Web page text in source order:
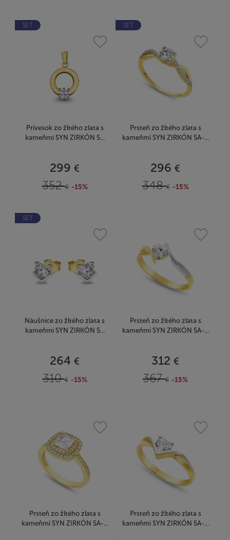
SET
Prívesok zo žltého zlata s
kameňmi SYN ZIRKÓN 5...
299 €
352€ -15%
SET
Prsteň zo žltého zlata s
kameňmi SYN ZIRKÓN 5A-...
296 €
348€ -15%
SET
Náušnice zo žltého zlata s
kameňmi SYN ZIRKÓN 5...
264 €
310€ -15%
Prsteň zo žltého zlata s
kameňmi SYN ZIRKÓN 5A-...
312 €
367€ -15%
Prsteň zo žltého zlata s
kameňmi SYN ZIRKÓN 5A-...
Prsteň zo žltého zlata s
kameňmi SYN ZIRKÓN 5A-...